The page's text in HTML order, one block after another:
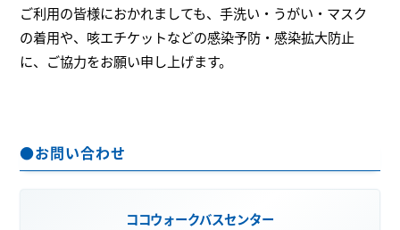
ご利用の皆様におかれましても、手洗い・うがい・マスク
の着用や、咳エチケットなどの感染予防・感染拡大防止
に、ご協力をお願い申し上げます。
●お問い合わせ
ココウォークバスセンター